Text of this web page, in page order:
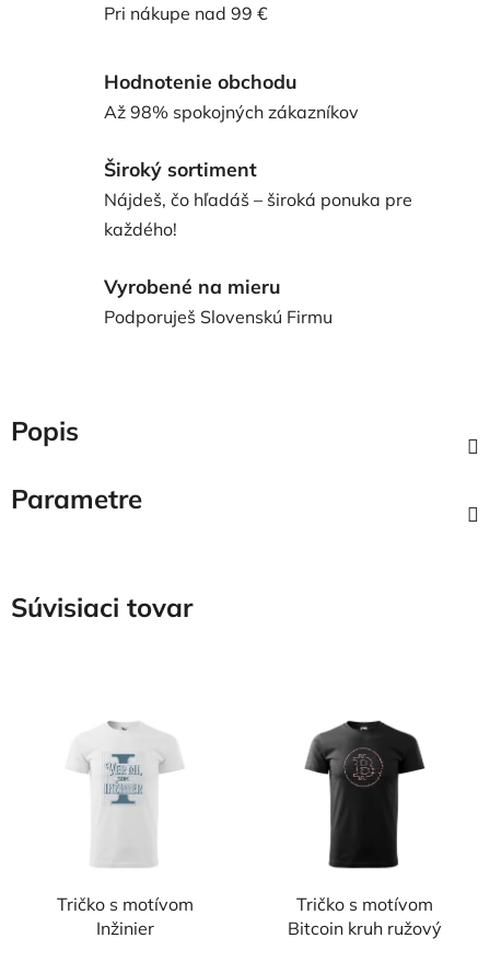
Pri nákupe nad 99 €
Hodnotenie obchodu
Až 98% spokojných zákazníkov
Široký sortiment
Nájdeš, čo hľadáš – široká ponuka pre
každého!
Vyrobené na mieru
Podporuješ Slovenskú Firmu
Popis
Parametre
Súvisiaci tovar
Tričko s motívom
Inžinier
Tričko s motívom
Bitcoin kruh ružový